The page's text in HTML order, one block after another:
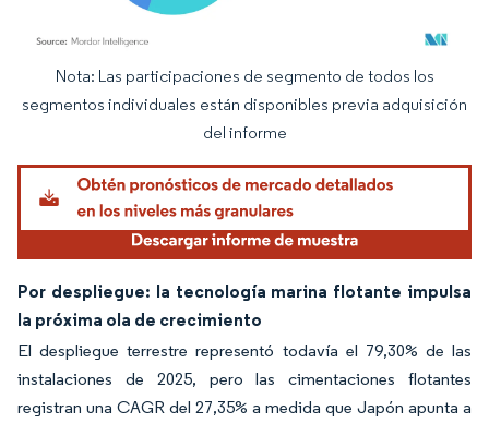
Imagen © Mordor Intelligence. El uso requiere atribución según CC BY 4.0.
Nota: Las participaciones de segmento de todos los
segmentos individuales están disponibles previa adquisición
del informe
Por despliegue: la tecnología marina flotante impulsa
la próxima ola de crecimiento
El despliegue terrestre representó todavía el 79,30% de las
instalaciones de 2025, pero las cimentaciones flotantes
registran una CAGR del 27,35% a medida que Japón apunta a